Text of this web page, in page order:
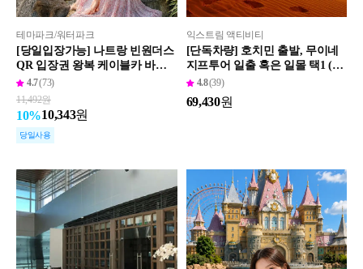
테마파크/워터파크
[당일입장가능] 나트랑 빈원더스
QR 입장권 왕복 케이블카 바로
입장
4.7(73)
11,492원
10%10,343원
당일사용
익스트림 액티비티
[단독차량] 호치민 출발, 무이네
지프투어 일출 혹은 일몰 택1 (나
트랑/ 달랏 샌딩가능)
4.8(39)
69,430원